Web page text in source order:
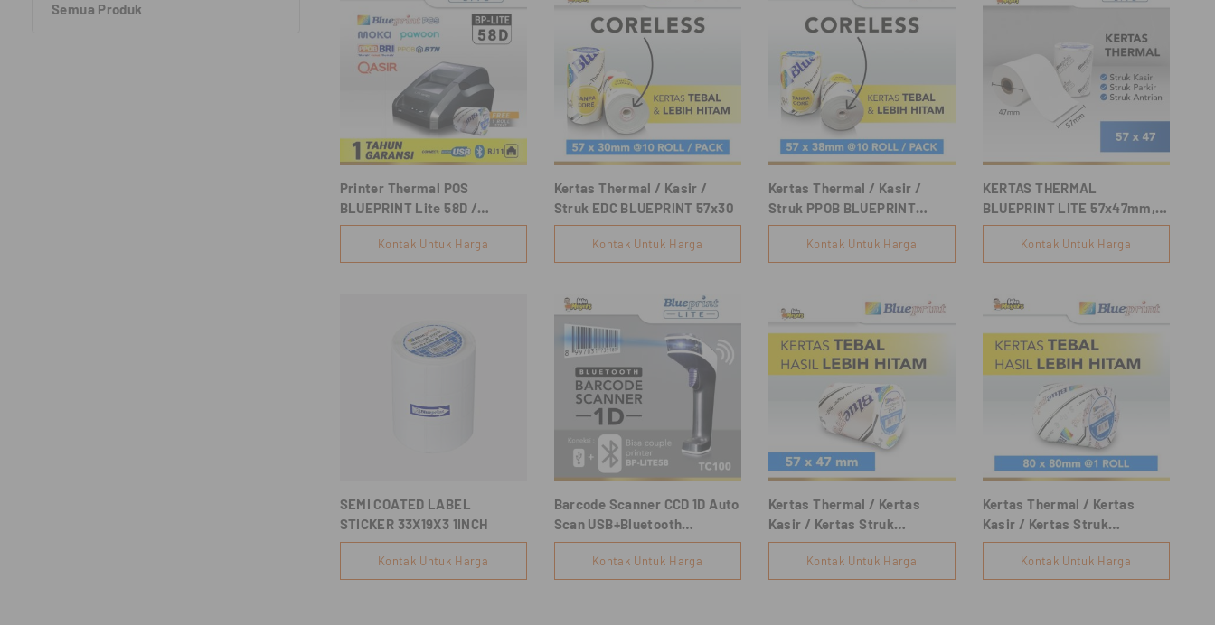
Semua Produk
Printer Thermal POS
BLUEPRINT Lite 58D /
Lite58D
(USB+BLUETOOTH+RJ11)
Kontak Untuk Harga
Kertas Thermal / Kasir /
Struk EDC BLUEPRINT 57x30
Kontak Untuk Harga
Kertas Thermal / Kasir /
Struk PPOB BLUEPRINT
57x38
Kontak Untuk Harga
KERTAS THERMAL
BLUEPRINT LITE 57x47mm,
57x47os
Kontak Untuk Harga
SEMI COATED LABEL
STICKER 33X19X3 1INCH
Kontak Untuk Harga
Barcode Scanner CCD 1D Auto
Scan USB+Bluetooth
BLUEPRINT BP-TC100
Kontak Untuk Harga
Kertas Thermal / Kertas
Kasir / Kertas Struk
BLUEPRINT 57mmx47mm
Kontak Untuk Harga
Kertas Thermal / Kertas
Kasir / Kertas Struk
BLUEPRINT 80mmx80mm
Kontak Untuk Harga